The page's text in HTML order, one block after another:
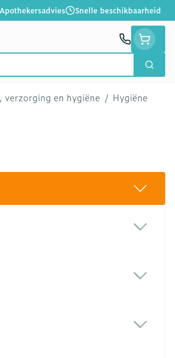
Apothekersadvies Snelle beschikbaarheid
Zoek
verzorging en hygiëne / Hygiëne